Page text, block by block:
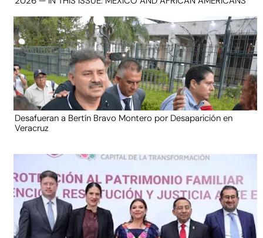
Desafueran a Bertín Bravo Montero por Desaparición en
Veracruz